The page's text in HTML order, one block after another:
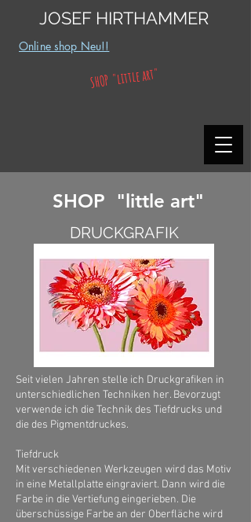
JOSEF HIRTHAMMER
Online shop Neu!!
SHOP "little art"
SHOP "little art"
DRUCKGRAFIK
Seit vielen Jahren stelle ich Druckgrafiken in
unterschiedlichen Techniken her. Bevorzugt
verwende ich die Technik des Tiefdrucks und
die des Pigmentdruckes.
Tiefdruck
Mit verschiedenen Werkzeugen wird das Motiv
in eine Metallplatte eingraviert. Dann wird die
Farbe in die Vertiefung eingerieben. Die
überschüssige Farbe an der Oberfläche wird